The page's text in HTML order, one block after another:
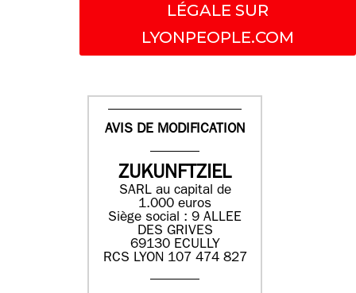
LÉGALE SUR
LYONPEOPLE.COM
AVIS DE MODIFICATION
ZUKUNFTZIEL
SARL au capital de
1.000 euros
Siège social : 9 ALLEE
DES GRIVES
69130 ECULLY
RCS LYON 107 474 827